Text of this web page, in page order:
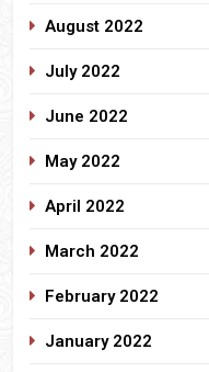
August 2022
July 2022
June 2022
May 2022
April 2022
March 2022
February 2022
January 2022